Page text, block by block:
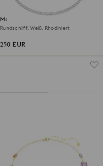
Matrix Tennis Halskette
Rundschliff, Weiß, Rhodiniert
250 EUR